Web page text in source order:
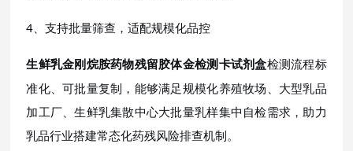
4、支持批量筛查，适配规模化品控
生鲜乳金刚烷胺药物残留胶体金检测卡试剂盒检测流程标
准化、可批量复制，能够满足规模化养殖牧场、大型乳品
加工厂、生鲜乳集散中心大批量乳样集中自检需求，助力
乳品行业搭建常态化药残风险排查机制。